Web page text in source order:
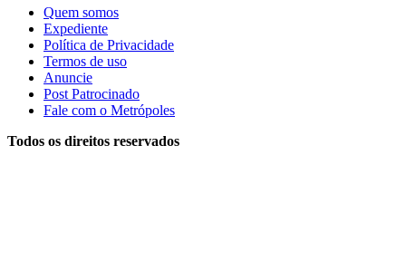
Quem somos
Expediente
Política de Privacidade
Termos de uso
Anuncie
Post Patrocinado
Fale com o Metrópoles
Todos os direitos reservados